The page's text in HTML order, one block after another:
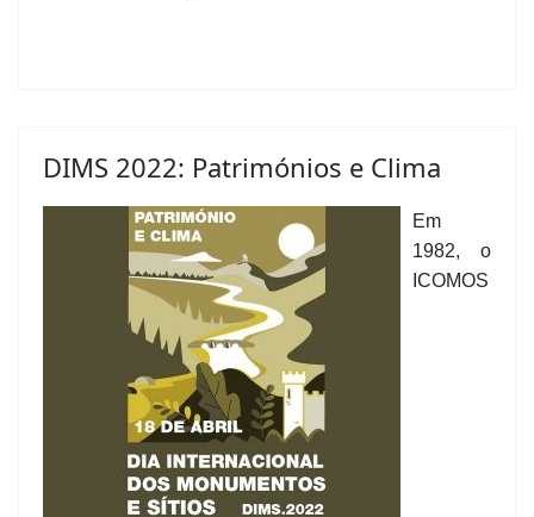
DIMS 2022: Patrimónios e Clima
Em
1982, o
ICOMOS